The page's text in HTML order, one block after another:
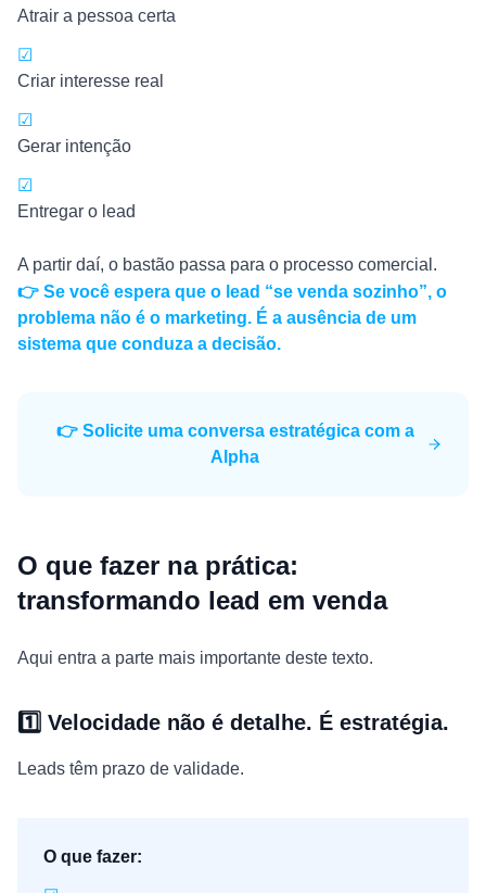
Atrair a pessoa certa
☑
Criar interesse real
☑
Gerar intenção
☑
Entregar o lead
A partir daí, o bastão passa para o processo comercial.
👉 Se você espera que o lead “se venda sozinho”, o
problema não é o marketing. É a ausência de um
sistema que conduza a decisão.
👉 Solicite uma conversa estratégica com a
Alpha
O que fazer na prática:
transformando lead em venda
Aqui entra a parte mais importante deste texto.
1️⃣ Velocidade não é detalhe. É estratégia.
Leads têm prazo de validade.
O que fazer: